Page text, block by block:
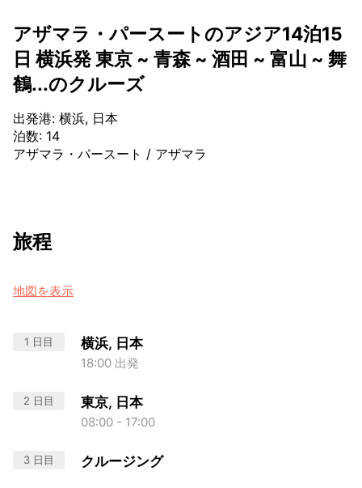
アザマラ・パースートのアジア14泊15
日 横浜発 東京 ~ 青森 ~ 酒田 ~ 富山 ~ 舞
鶴...のクルーズ
出発港: 横浜, 日本
泊数: 14
アザマラ・パースート / アザマラ
旅程
地図を表示
1 日目 横浜, 日本
18:00 出発
2 日目 東京, 日本
08:00 - 17:00
3 日目 クルージング